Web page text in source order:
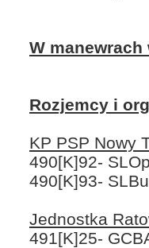
W
Rozjemcy i
KP PSP Nowy
490[K]92-
490[K]93-
Jednostka
491[K]25-